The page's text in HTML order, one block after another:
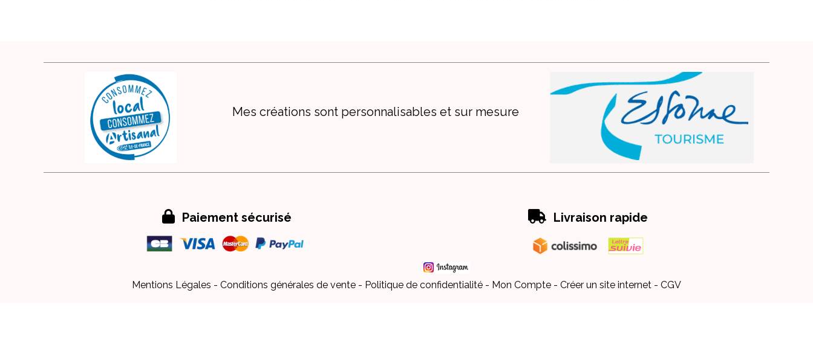
Mes créations sont personnalisables et sur mesure
 Paiement sécurisé  Livraison rapide
Mentions Légales Conditions générales de vente Politique de confidentialité Mon Compte Créer un site internet CGV